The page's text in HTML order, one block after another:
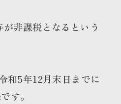
非課税となるという
和5年12月末日までに
す。